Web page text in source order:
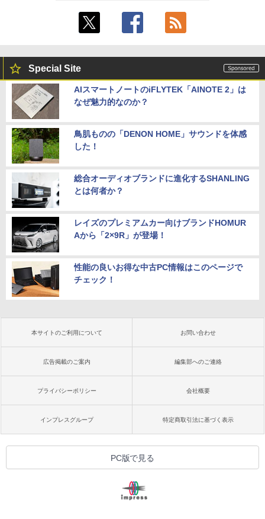
Special Site
AIスマートノートのiFLYTEK「AINOTE 2」は
なぜ魅力的なのか？
鳥肌ものの「DENON HOME」サウンドを体感
した！
総合オーディオブランドに進化するSHANLING
とは何者か？
レイズのプレミアムカー向けブランドHOMUR
Aから「2×9R」が登場！
性能の良いお得な中古PC情報はこのページで
チェック！
本サイトのご利用について お問い合わせ
広告掲載のご案内 編集部へのご連絡
プライバシーポリシー 会社概要
インプレスグループ 特定商取引法に基づく表示
PC版で見る